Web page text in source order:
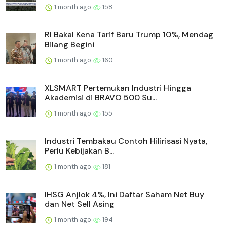
1 month ago 158
RI Bakal Kena Tarif Baru Trump 10%, Mendag
Bilang Begini
1 month ago 160
XLSMART Pertemukan Industri Hingga
Akademisi di BRAVO 500 Su...
1 month ago 155
Industri Tembakau Contoh Hilirisasi Nyata,
Perlu Kebijakan B...
1 month ago 181
IHSG Anjlok 4%, Ini Daftar Saham Net Buy
dan Net Sell Asing
1 month ago 194